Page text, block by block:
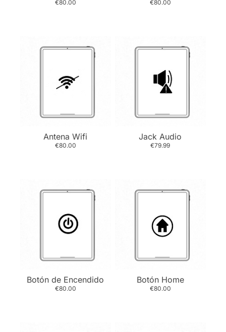
€80.00 €80.00
Antena Wifi
€80.00
Jack Audio
€79.99
Botón de Encendido
€80.00
Botón Home
€80.00